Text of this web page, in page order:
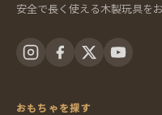
安全で長く使える木製玩具をお
おもちゃを探す